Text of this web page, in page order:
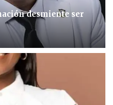
desmiente ser